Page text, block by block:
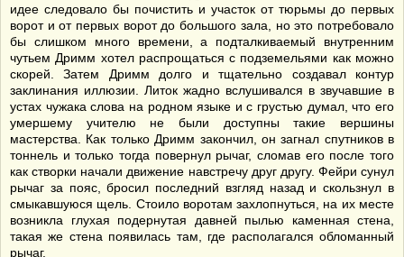
идее следовало бы почистить и участок от тюрьмы до первых
ворот и от первых ворот до большого зала, но это потребовало
бы слишком много времени, а подталкиваемый внутренним
чутьем Дримм хотел распрощаться с подземельями как можно
скорей. Затем Дримм долго и тщательно создавал контур
заклинания иллюзии. Литок жадно вслушивался в звучавшие в
устах чужака слова на родном языке и с грустью думал, что его
умершему учителю не были доступны такие вершины
мастерства. Как только Дримм закончил, он загнал спутников в
тоннель и только тогда повернул рычаг, сломав его после того
как створки начали движение навстречу друг другу. Фейри сунул
рычаг за пояс, бросил последний взгляд назад и скользнул в
смыкавшуюся щель. Стоило воротам захлопнуться, на их месте
возникла глухая подернутая давней пылью каменная стена,
такая же стена появилась там, где располагался обломанный
рычаг.